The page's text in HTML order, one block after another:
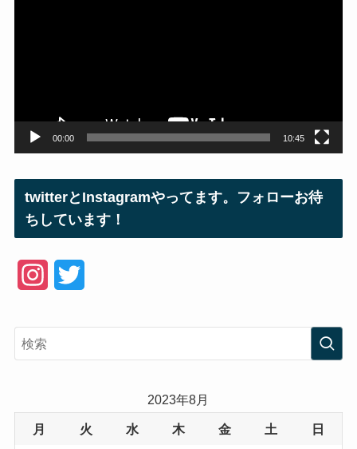
00:00 10:45
twitterとInstagramやってます。フォローお待
ちしています！
e
2023年8月
月 火 水 木 金 土 日